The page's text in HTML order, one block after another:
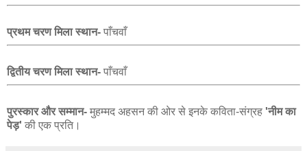
प्रथम चरण मिला स्थान- पाँचवाँ
द्वितीय चरण मिला स्थान- पाँचवाँ
पुरस्कार और सम्मान- मुहम्मद अहसन की ओर से इनके कविता-संग्रह 'नीम का
पेड़' की एक प्रति।